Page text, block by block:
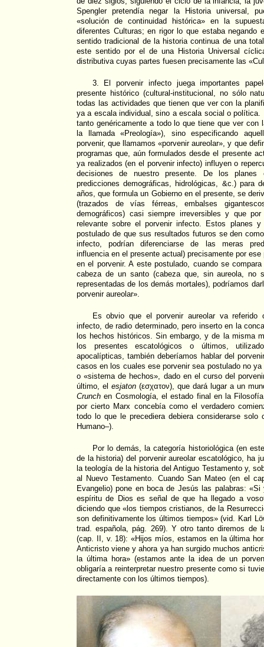
Spengler pretendía negar la Historia universal,
«solución de continuidad histórica» en la
diferentes Culturas; en rigor lo que estaba negando
sentido tradicional de la historia continua de una
este sentido por el de una Historia Universal
distributiva cuyas partes fuesen precisamente las
3. El porvenir infecto juega importantes
presente histórico (cultural-institucional, no sólo
todas las actividades que tienen que ver con la
ya a escala individual, sino a escala social o política.
tanto genéricamente a todo lo que tiene que ver con
la llamada «Preología»), sino especificando
porvenir, que llamamos «porvenir aureolar», y que
programas que, aún formulados desde el presente
ya realizados (en el porvenir infecto) influyen o
decisiones de nuestro presente. De los planes
predicciones demográficas, hidrológicas, &c.) para
años, que formula un Gobierno en el presente, se
(trazados de vías férreas, embalses
demográficos) casi siempre irreversibles y que
relevante sobre el porvenir infecto. Estos planes y
postulado de que sus resultados futuros se den
infecto, podrían diferenciarse de las meras
influencia en el presente actual) precisamente por
en el porvenir. A este postulado, cuando se
cabeza de un santo (cabeza que, sin aureola, no
representadas de los demás mortales), podríamos
porvenir aureolar».
Es obvio que el porvenir aureolar va referido
infecto, de radio determinado, pero inserto en la
los hechos históricos. Sin embargo, y de la misma
los presentes escatológicos o últimos,
apocalípticas, también deberíamos hablar del
casos en los cuales ese porvenir sea postulado no
o «sistema de hechos», dado en el curso del
último, el esjaton (εσχατον), que dará lugar a un
Crunch en Cosmología, el estado final en la
por cierto Marx concebía como el verdadero
todo lo que le precediera debiera considerarse solo
Humano–).
Por lo demás, la categoría historiológica (en
de la historia) del porvenir aureolar escatológico, ha
la teología de la historia del Antiguo Testamento y,
al Nuevo Testamento. Cuando San Mateo (en el
Evangelio) pone en boca de Jesús las palabras:
espíritu de Dios es señal de que ha llegado a
diciendo que «los tiempos cristianos, de la
son definitivamente los últimos tiempos» (vid. Karl
trad. española, pág. 269). Y otro tanto diremos de
(cap. II, v. 18): «Hijos míos, estamos en la última
Anticristo viene y ahora ya han surgido muchos
la última hora» (estamos ante la idea de un
obligaría a reinterpretar nuestro presente como si
directamente con los últimos tiempos).